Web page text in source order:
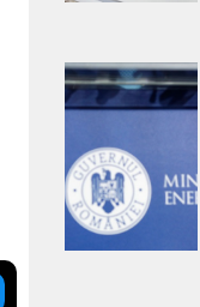
Adaugă
aici textul
subtitlu